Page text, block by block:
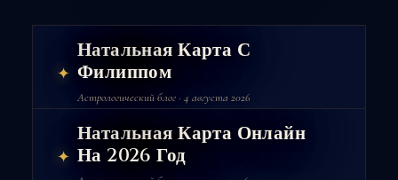
✦
Натальная Карта С
Филиппом
Астрологический блог · 4 августа 2026
✦
Натальная Карта Онлайн
На 2026 Год